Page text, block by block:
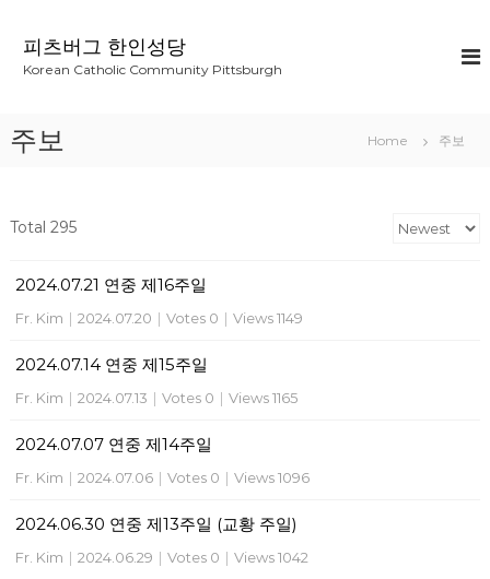
피츠버그 한인성당
Korean Catholic Community Pittsburgh
주보 Home 주보
Total 295
2024.07.21 연중 제16주일
Fr. Kim | 2024.07.20 | Votes 0 | Views 1149
2024.07.14 연중 제15주일
Fr. Kim | 2024.07.13 | Votes 0 | Views 1165
2024.07.07 연중 제14주일
Fr. Kim | 2024.07.06 | Votes 0 | Views 1096
2024.06.30 연중 제13주일 (교황 주일)
Fr. Kim | 2024.06.29 | Votes 0 | Views 1042